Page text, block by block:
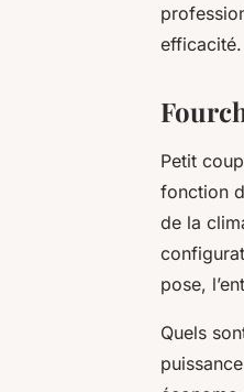
efficacité.
Petit
fonction
de la
pose,
Quels